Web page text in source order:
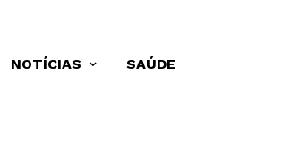
NOTÍCIAS SAÚDE